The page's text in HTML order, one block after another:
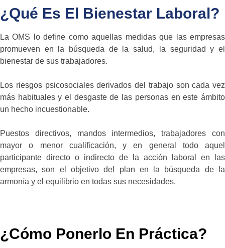
¿Qué Es El Bienestar Laboral?
La OMS lo define como aquellas medidas que las empresas
promueven en la búsqueda de la salud, la seguridad y el
bienestar de sus trabajadores.
Los riesgos psicosociales derivados del trabajo son cada vez
más habituales y el desgaste de las personas en este ámbito
un hecho incuestionable.
Puestos directivos, mandos intermedios, trabajadores con
mayor o menor cualificación, y en general todo aquel
participante directo o indirecto de la acción laboral en las
empresas, son el objetivo del plan en la búsqueda de la
armonía y el equilibrio en todas sus necesidades.
¿Cómo Ponerlo En Práctica?